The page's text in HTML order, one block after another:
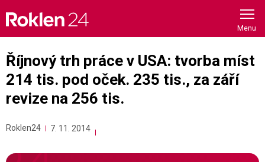
content
Říjnový trh práce v USA: tvorba míst
214 tis. pod oček. 235 tis., za září
revize na 256 tis.
Roklen24 7. 11. 2014